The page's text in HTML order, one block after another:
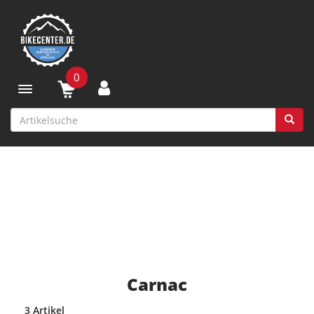
Toggle navigation
0
Carnac
3 Artikel